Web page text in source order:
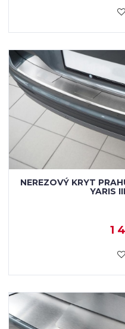
NEREZOVÝ KRYT
YARIS
1